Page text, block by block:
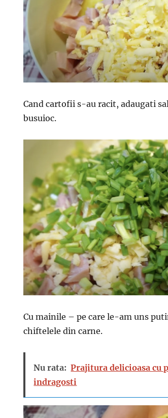
Cand cartofii s-au racit, adaugati
busuioc.
Cu mainile – pe care le-am uns
chiftelele din carne.
Nu rata: Prajitura delicioasa cu
indragosti